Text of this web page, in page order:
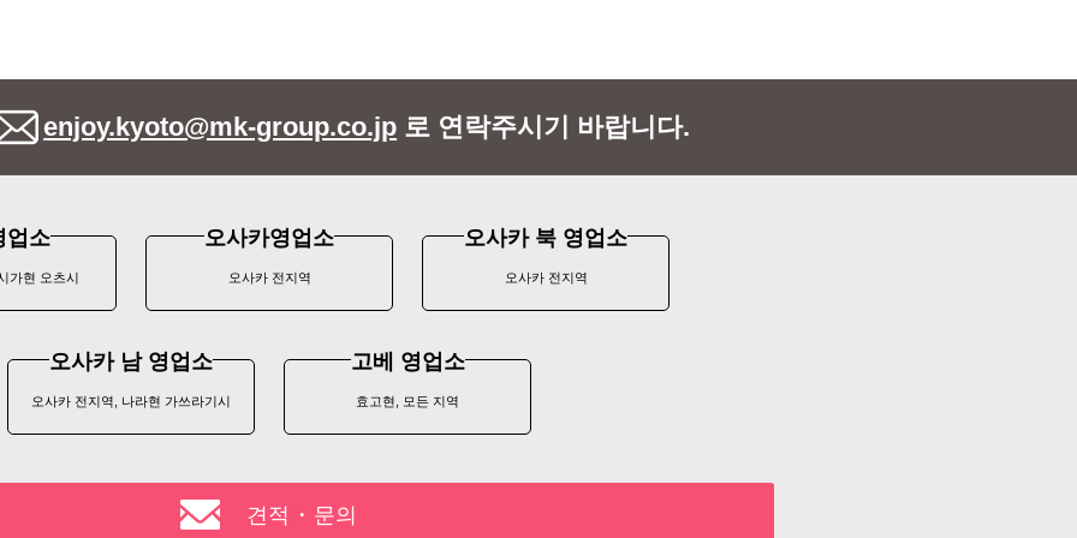
enjoy.kyoto@mk-group.co.jp 로 연락주시기 바랍니다.
업소
가현 오츠시
오사카영업소
오사카 전지역
오사카 북 영업소
오사카 전지역
오사카 남 영업소
오사카 전지역, 나라현 가쓰라기시
고베 영업소
효고현, 모든 지역
견적・문의